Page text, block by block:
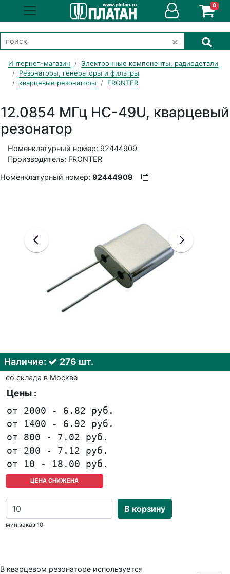
0
Интернет-магазин
Электронные компоненты, радиодетали
Резонаторы, генераторы и фильтры
кварцевые резонаторы
FRONTER
12.0854 МГц HC-49U, кварцевый
резонатор
Номенклатурный номер: 92444909
Производитель: FRONTER
Номенклатурный номер: 92444909
Наличие: 276 шт.
со склада в Москве
Цены :
от 2000 - 6.82 руб.
от 1400 - 6.92 руб.
от 800 - 7.02 руб.
от 200 - 7.12 руб.
от 10 - 18.00 руб.
ЦЕНА СНИЖЕНА
В корзину
мин.заказ 10
В кварцевом резонаторе используется